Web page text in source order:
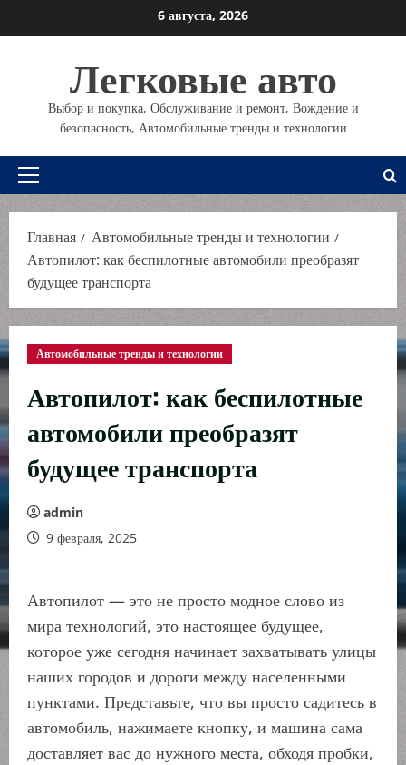
к
6 августа, 2026
Легковые авто
Выбор и покупка, Обслуживание и ремонт, Вождение и
безопасность, Автомобильные тренды и технологии
Основное
меню
Главная
Автомобильные тренды и технологии
Автопилот: как беспилотные автомобили преобразят
будущее транспорта
Автомобильные тренды и технологии
Автопилот: как беспилотные
автомобили преобразят
будущее транспорта
admin
9 февраля, 2025
Автопилот — это не просто модное слово из
мира технологий, это настоящее будущее,
которое уже сегодня начинает захватывать улицы
наших городов и дороги между населенными
пунктами. Представьте, что вы просто садитесь в
автомобиль, нажимаете кнопку, и машина сама
доставляет вас до нужного места, обходя пробки,